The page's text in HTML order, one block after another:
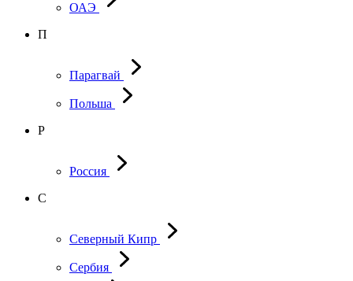
ОАЭ
П
Парагвай
Польша
Р
Россия
С
Северный Кипр
Сербия